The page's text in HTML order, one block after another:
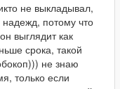
не выкладывал,
потому что
выглядит как
срока, такой
не знаю
только если